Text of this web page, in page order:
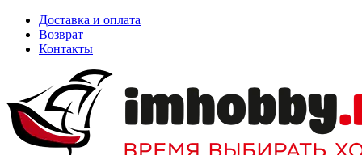
Доставка и оплата
Возврат
Контакты